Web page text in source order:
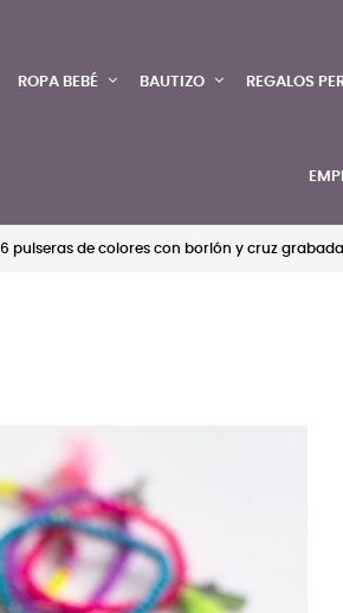
ROPA BEBÉ BAUTIZO REGALOS
6 pulseras de colores con borlón y cruz grabada